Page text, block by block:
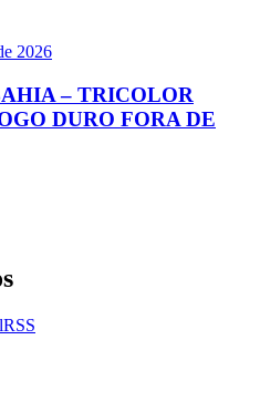
2026
– TRICOLOR
DURO FORA DE
RSS